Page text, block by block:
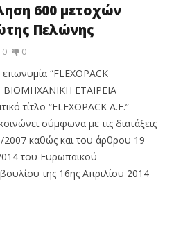
600 μετοχών
Πελώνης
0 0
“FLEXOPACK
ΕΤΑΙΡEΙΑ
τίτλο “FLEXOPACK A.E.”
σύμφωνα με τις διατάξεις
καθώς και του άρθρου 19
του Ευρωπαϊκού
της 16ης Απριλίου 2014